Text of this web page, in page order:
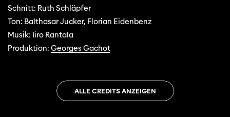
Schnitt: Ruth Schläpfer
Ton: Balthasar Jucker, Florian Eidenbenz
Musik: Iiro Rantala
Produktion: Georges Gachot
ALLE CREDITS ANZEIGEN